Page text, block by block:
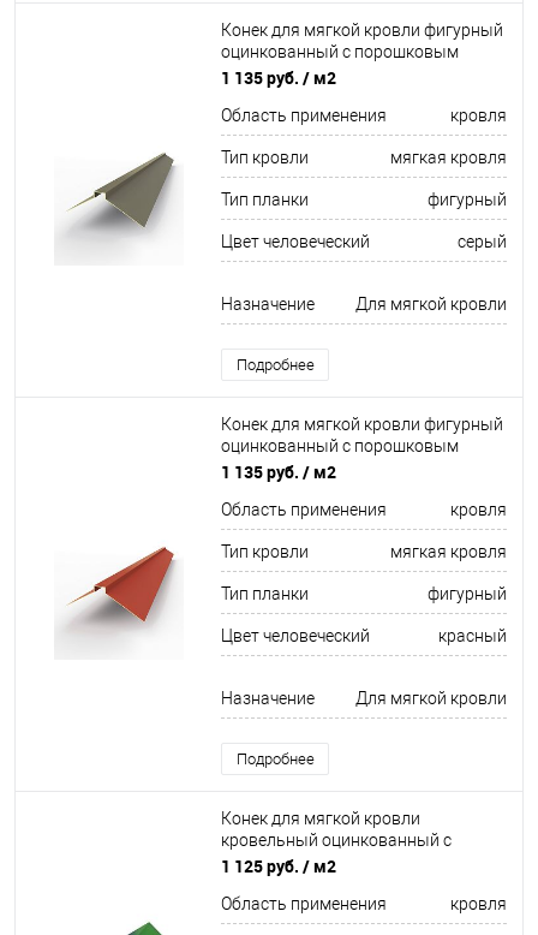
Конек для мягкой кровли фигурный
оцинкованный c порошковым
покрытием 0,45мм RAL 7039
1 135 руб. / м2
Область применения кровля
Тип кровли мягкая кровля
Тип планки фигурный
Цвет человеческий серый
Назначение Для мягкой кровли
Подробнее
Конек для мягкой кровли фигурный
оцинкованный c порошковым
покрытием 0,45мм RAL 3016
1 135 руб. / м2
Область применения кровля
Тип кровли мягкая кровля
Тип планки фигурный
Цвет человеческий красный
Назначение Для мягкой кровли
Подробнее
Конек для мягкой кровли
кровельный оцинкованный с
порошковым покрытием 0,45мм
1 125 руб. / м2
Область применения кровля